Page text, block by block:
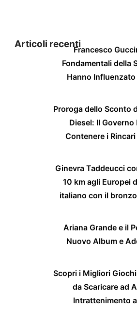
Articoli recentiFrancesco
Fondamentali della
Hanno
Proroga dello Sconto
Diesel: Il
Contenere i
Ginevra Taddeucci
10 km agli Europei
italiano con il
Ariana Grande e il
Nuovo Album e
Scopri i Migliori
da Scaricare ad
Intrattenimento